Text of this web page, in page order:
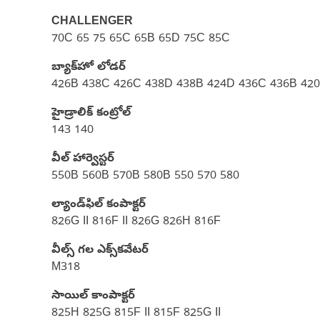
CHALLENGER
70C 65 75 65C 65B 65D 75C 85C
బ్యాక్‌హో లోడర్
426B 438C 426C 438D 438B 424D 436C 436B
హైడ్రాలిక్ కంట్రోల్
143 140
వీల్ హార్వెస్టర్
550B 560B 570B 580B 550 570 580
ల్యాండ్‌ఫిల్ కంపాక్టర్
826G II 816F II 826G 826H 816F
వీల్స్ గల ఎక్స్‌కవేటర్
M318
సాయిల్ కాంపాక్టర్‌
825H 825G 815F II 815F 825G II